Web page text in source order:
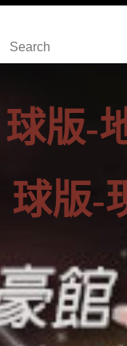
Search
for:
球版-
球版-